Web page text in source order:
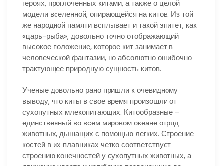
героях, проглоченных китами, а также о целой
модели вселенной, опирающейся на китов. Из той
же народной памяти всплывает и такой эпитет, как
«царь-рыба», довольно точно отображающий
высокое положение, которое кит занимает в
человеческой фантазии, но абсолютно ошибочно
трактующее природную сущность китов.
Ученые довольно рано пришли к очевидному
выводу, что киты в свое время произошли от
сухопутных млекопитающих. Китообразные –
единственный во всем мировом океане отряд
животных, дышащих с помощью легких. Строение
костей в их плавниках четко соответствует
строению конечностей у сухопутных животных, а